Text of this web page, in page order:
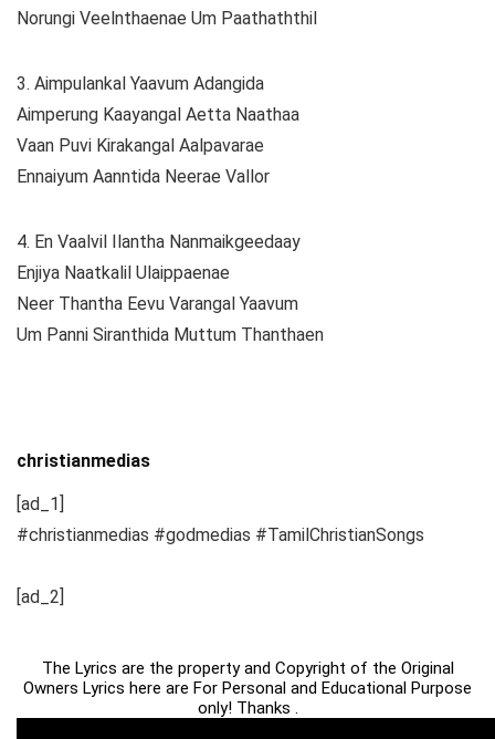
Norungi Veelnthaenae Um Paathaththil
3. Aimpulankal Yaavum Adangida
Aimperung Kaayangal Aetta Naathaa
Vaan Puvi Kirakangal Aalpavarae
Ennaiyum Aanntida Neerae Vallor
4. En Vaalvil Ilantha Nanmaikgeedaay
Enjiya Naatkalil Ulaippaenae
Neer Thantha Eevu Varangal Yaavum
Um Panni Siranthida Muttum Thanthaen
christianmedias
[ad_1]
#christianmedias #godmedias #TamilChristianSongs
[ad_2]
The Lyrics are the property and Copyright of the Original
Owners Lyrics here are For Personal and Educational Purpose
only! Thanks .